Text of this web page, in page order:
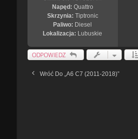
Napęd: Quattro
Skrzynia: Tiptronic
Paliwo: Diesel
Lokalizacja: Lubuskie
ODPOWIEDZ
Wróć Do „A6 C7 (2011-2018)”